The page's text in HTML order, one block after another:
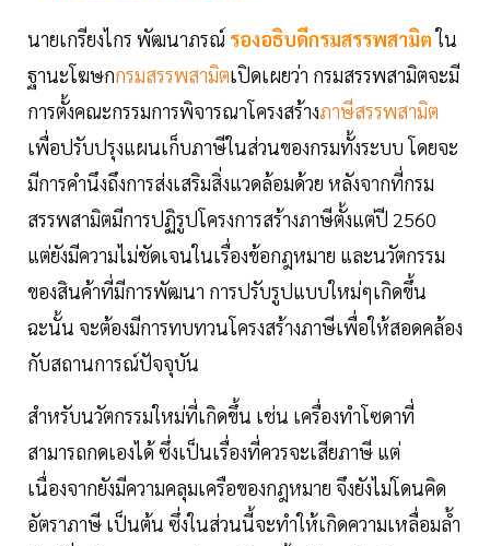
นายเกรียงไกร พัฒนาภรณ์ รองอธิบดีกรมสรรพสามิตใน
ฐานะโฆษกกรมสรรพสามิตเปิดเผยว่า กรมสรรพสามิตจะมี
การตั้งคณะกรรมการพิจารณาโครงสร้างภาษีสรรพสามิต
เพื่อปรับปรุงแผนเก็บภาษีในส่วนของกรมทั้งระบบ โดยจะ
มีการคำนึงถึงการส่งเสริมสิ่งแวดล้อมด้วย หลังจากที่กรม
สรรพสามิตมีการปฏิรูปโครงการสร้างภาษีตั้งแต่ปี 2560
แต่ยังมีความไม่ชัดเจนในเรื่องข้อกฎหมาย และนวัตกรรม
ของสินค้าที่มีการพัฒนา การปรับรูปแบบใหม่ๆเกิดขึ้น
ฉะนั้น จะต้องมีการทบทวนโครงสร้างภาษีเพื่อให้สอดคล้อง
กับสถานการณ์ปัจจุบัน
สำหรับนวัตกรรมใหม่ที่เกิดขึ้น เช่น เครื่องทำโซดาที่
สามารถกดเองได้ ซึ่งเป็นเรื่องที่ควรจะเสียภาษี แต่
เนื่องจากยังมีความคลุมเครือของกฎหมาย จึงยังไม่โดนคิด
อัตราภาษี เป็นต้น ซึ่งในส่วนนี้จะทำให้เกิดความเหลื่อมล้ำ